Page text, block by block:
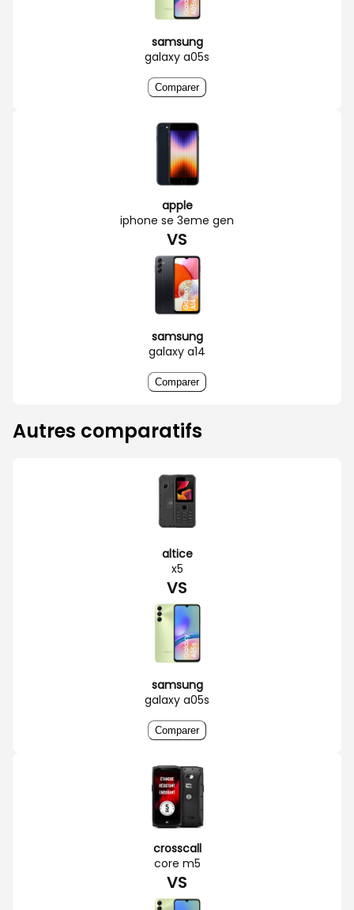
samsung
galaxy a05s
Comparer
apple
iphone se 3eme gen
VS
samsung
galaxy a14
Comparer
Autres comparatifs
altice
x5
VS
samsung
galaxy a05s
Comparer
crosscall
core m5
VS